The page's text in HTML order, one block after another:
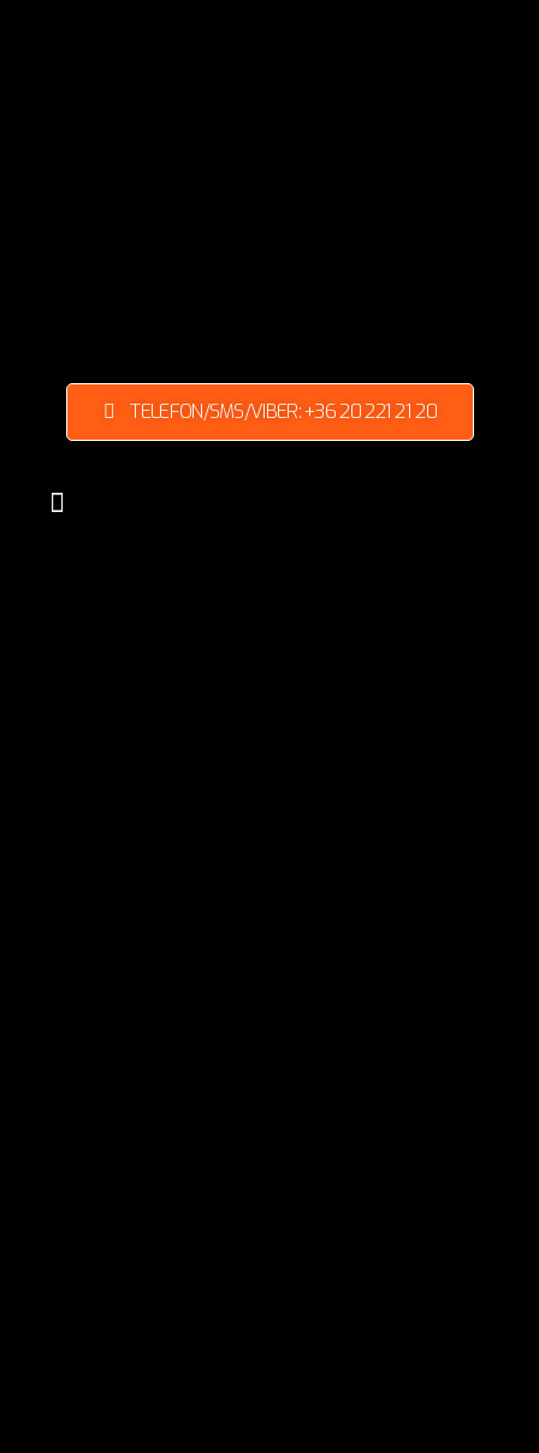
TELEFON/SMS/VIBER: +36 20 221 21 20